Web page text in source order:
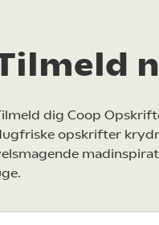
dig Coop
opskrifter